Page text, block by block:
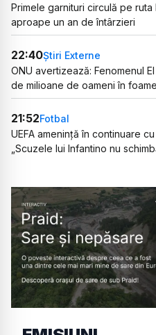
Primele garnituri circulă pe
aproape un an de întârzieri
22:40Știri Externe
ONU avertizează: Fenomenul
de milioane de oameni în
21:52Fotbal
UEFA amenință în continuare
„Scuzele lui Infantino nu